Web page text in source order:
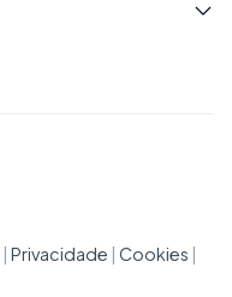
| Privacidade | Cookies |